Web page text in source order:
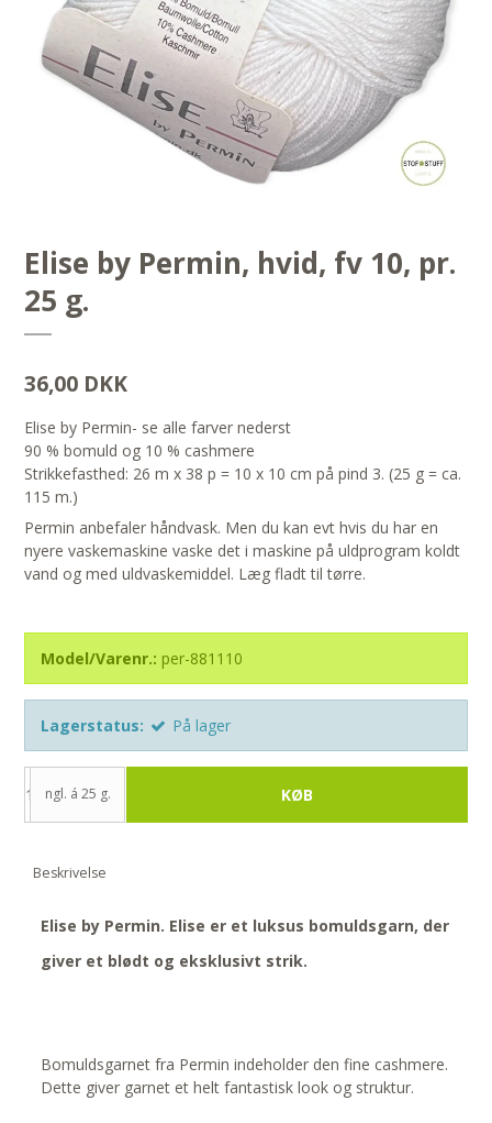
Elise by Permin, hvid, fv 10, pr.
25 g.
36,00 DKK
Elise by Permin- se alle farver nederst
90 % bomuld og 10 % cashmere
Strikkefasthed: 26 m x 38 p = 10 x 10 cm på pind 3. (25 g = ca.
115 m.)
Permin anbefaler håndvask. Men du kan evt hvis du har en
nyere vaskemaskine vaske det i maskine på uldprogram koldt
vand og med uldvaskemiddel. Læg fladt til tørre.
Model/Varenr.: per-881110
Lagerstatus: På lager
ngl. á 25 g. KØB
Beskrivelse
Elise by Permin. Elise er et luksus bomuldsgarn, der
giver et blødt og eksklusivt strik.
Bomuldsgarnet fra Permin indeholder den fine cashmere.
Dette giver garnet et helt fantastisk look og struktur.